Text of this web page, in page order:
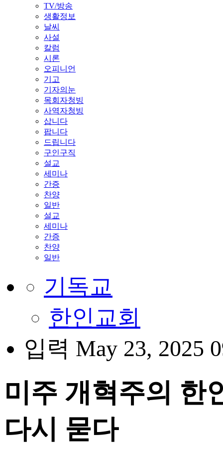
TV/방송
생활정보
날씨
사설
칼럼
시론
오피니언
기고
기자의눈
목회자청빙
사역자청빙
삽니다
팝니다
드립니다
구인구직
설교
세미나
간증
찬양
일반
설교
세미나
간증
찬양
일반
기독교
한인교회
입력 May 23, 2025
미주 개혁주의 한
다시 묻다